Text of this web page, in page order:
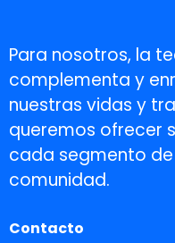
Para nosotros, la
complementa y
nuestras vidas y
queremos ofrecer
cada segmento
comunidad.
Contacto